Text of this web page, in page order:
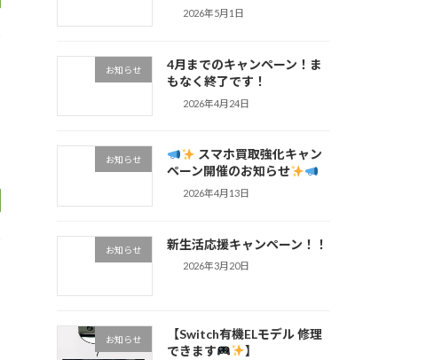
2026年5月1日
お知らせ
4月までのキャンペーン！ま
もなく終了です！
2026年4月24日
お知らせ
スマホ買取強化キャン
ペーン開催のお知らせ
2026年4月13日
お知らせ 新生活応援キャンペーン！！
2026年3月20日
お知らせ
【Switch有機ELモデル 修理
できます
】